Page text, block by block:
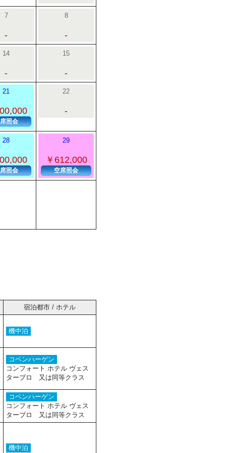
7
-
8
-
14
-
15
-
21
照会
22
-
28
照会
29
￥612,000
空席照会
宿泊都市 / ホテル
機中泊
コペンハーゲン
コンフォート ホテル ヴェス
ターブロ 又は同等クラス
コペンハーゲン
コンフォート ホテル ヴェス
ターブロ 又は同等クラス
機中泊